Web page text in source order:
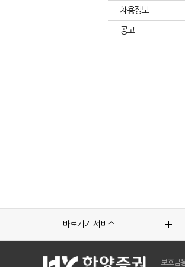
채용정보
공고
바로가기 서비스
보호금